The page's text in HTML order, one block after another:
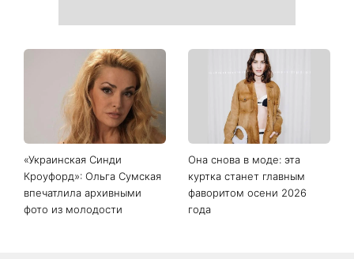
«Украинская Синди
Кроуфорд»: Ольга Сумская
впечатлила архивными
фото из молодости
Она снова в моде: эта
куртка станет главным
фаворитом осени 2026
года